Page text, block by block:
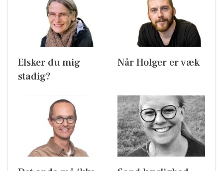
Elsker du mig
stadig?
Når Holger er væk